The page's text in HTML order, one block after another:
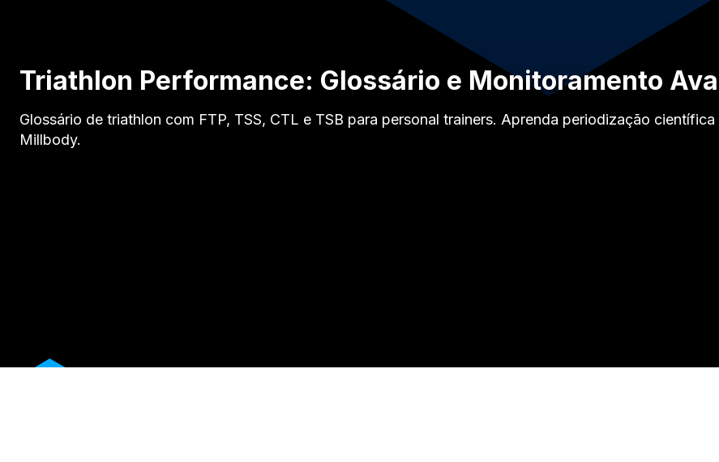
Triathlon Performance: Glossário e Monitoramento
Glossário de triathlon com FTP, TSS, CTL e TSB para personal trainers. Aprenda periodização
Millbody.